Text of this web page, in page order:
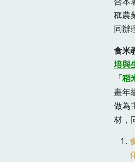
稱農
同辦
食米
培與
「
畫年
做為
材，